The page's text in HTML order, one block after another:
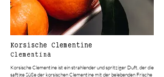
Korsische Clementine
Clementina
Korsische Clementine ist ein strahlender und spritziger Duft, der die
saftige Süße der korsischen Clementine mit der belebenden Frische